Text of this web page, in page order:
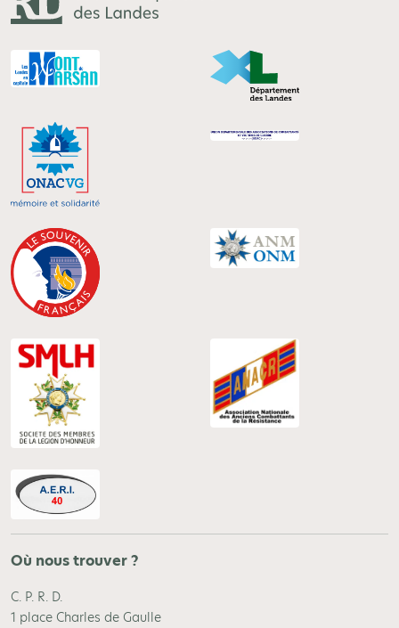
Où nous trouver ?
C. P. R. D.
1 place Charles de Gaulle